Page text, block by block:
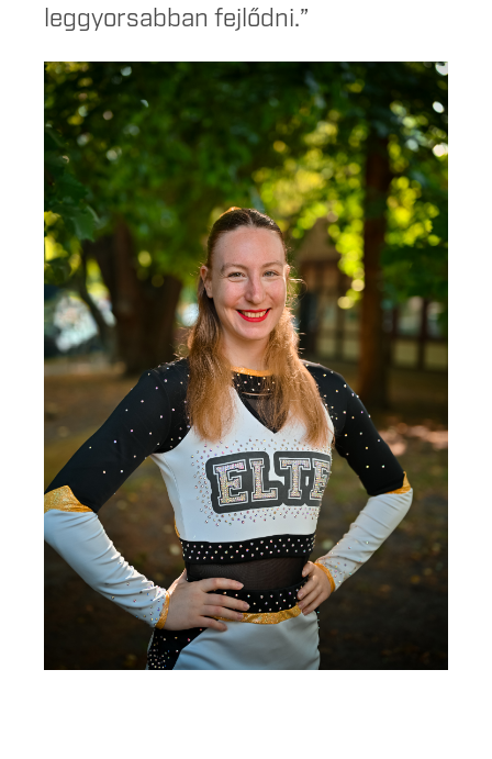
leggyorsabban fejlődni.”